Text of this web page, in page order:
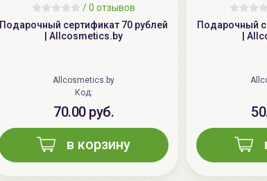
/0 отзывов
Подарочный сертификат 70 рублей
| Allcosmetics.by
Allcosmetics.by
Код:
70.00 руб.
в корзину
Подарочный
|